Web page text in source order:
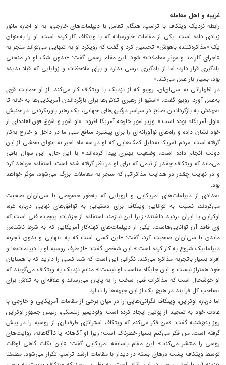
غریبه و اهل معامله
رابطه نزدیک ویتکاف با ترامپ، هنگام تعامل با دیپلمات‌های خارجی، به او اجازه مانور
زیادی داده است. یکی از مقامات خاورمیانه که با ویتکاف کار کرده است، او را به‌عنوان
یک «مذاکره‌کننده باهوش» تحسین کرد و گفت که رویکرد او به تنهایی می‌تواند منجر به
«اجرای کارآمد و موثر معاملات» شود. این مقام رسمی گفت: «بدون شک او در منحنی
یادگیری قرار دارد؛ اما از یادگیری ترسی ندارد و برای ملاحظات و زوایایی که قبلا ندیده
بود، بسیار باز عمل می‌کند.»
در اظهاراتی به سی‌‌ان‌ان، روبیو که از نزدیک با ویتکاف کار می‌کند، از او حمایت قوی
به‌عمل آورد. روبیو گفت: «استیو از رهبری تلاش‌ها برای بازگرداندن آمریکایی‌ها به خانه تا
تعهدش به بازگرداندن صلح در سراسر درگیری‌های جهانی، یک رهبر باورنکردنی در جنبش
«اول آمریکا» بوده است.» وزیر امور خارجه آمریکا افزود: «او شور و شوق فوق‌العاده‌ای از
خود نشان داده و راه‌های نوآورانه‌ای را برای پیشبرد منافع ملی ما در داخل و خارج به‌کار
گرفته است. مردم آمریکا به‌دلیل کمک‌هایی که او در سه ماه اخیر به عنوان بخشی از این
دولت انجام داده است، وضعیت بهتری پیدا کرده‌اند.» با این حال، این سوال باقی
می‌ماند که ویتکاف چقدر از تیمی که برای او در نظر گرفته شده است، استفاده خواهد کرد
و در نهایت چقدر در هدایت مذاکراتی که منجر به معاملات بزرگ می‌شود، موثر خواهد
بود.
تعدادی از دیپلمات‌های آمریکایی و اروپایی که به‌طور خصوصی با سی‌ان‌ان صحبت
می‌کردند، نسبت به توانایی ویتکاف برای دستیابی به توافق‌های نهایی درباره غزه،
اوکراین یا ایران تردید داشتند؛ زیرا این نیازمند استفاده از جزئیات پیچیده فنی است که
وی فاقد آن توانایی‌هاست. یکی از دیپلمات‌های کهنه‌کار آمریکایی که به شرط ناشناس
ماندن با سی‌ان‌ان صحبت کرد، گفت: «این کسی است که به تنهایی و بدون تجربه
دیپلماتیک شروع به کار کرده است.» این شخص گفت: «از طرف روسیه او با دیپلمات‌ها و
افراد بسیار باتجربه مذاکره می‌کند. نگرانی این است که شما کسی را دارید که با همتایان
خود همتراز نیست و این جایگاه مناسب او نیست.» منابع نزدیک به ویتکاف می‌گویند که
او خوشحال است که مذاکرات فنی سخت را به پایان می‌رساند و علاقه‌ای به تلاش برای
تصاحب کل فرآیند در هیچ یک از این جبهه‌ها را ندارد.
اما درباره اوکراین، ویتکاف نگرانی‌هایی را در میان برخی از مقامات آمریکایی و خارجی با
عادت خود به تمجید از پوتین ایجاد کرده است. ولودیمیر زلنسکی، رئیس جمهور اوکراین
روز پنج‌شنبه گفت: «من فکر می‌کنم که ویتکاف استراتژی طرفداری از روسیه را در پیش
گرفته است. من فکر می‌کنم بسیار خطرناک است؛ زیرا او آگاهانه یا ناآگاهانه، روایت‌های
روسی را منتشر می‌کند.» این مقام باسابقه آمریکایی گفت: «این نکات گاهی اوقات
توسط ویتکاف پشت درهای بسته در دیدار با مقامات ارشد ترامپ تکرار می‌شود. مطمئنا